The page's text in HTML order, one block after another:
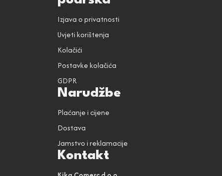
Izjava o privatnosti
Uvjeti korištenja
Kolačići
Postavke kolačića
GDPR
Narudžbe
Plaćanje i cijene
Dostava
Jamstvo i reklamacije
Kontakt